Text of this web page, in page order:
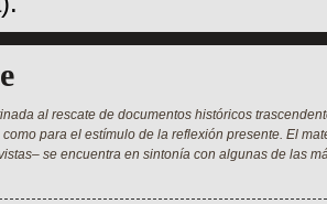
al rescate de documentos históricos
para el estímulo de la reflexión presente. El
se encuentra en sintonía con algunas de las